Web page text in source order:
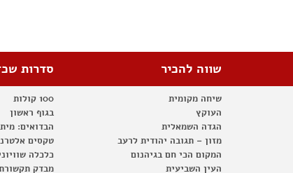
שווה להכיר
שיחה מקומית
העוקץ
הגדה השמאלית
מזון – תגובה יהודית לרעב
המקום הכי חם בגיהנום
העין השביעית
סדרות
100 קולות
בגוף ראשון
הבדואים:
טקסים
כלכלה
מבדק